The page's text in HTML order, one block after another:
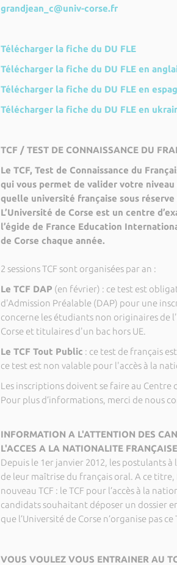
grandjean_c@univ-corse.fr
Télécharger la fiche du DU FLE
Télécharger la fiche du DU FLE en
Télécharger la fiche du DU FLE en
Télécharger la fiche du DU FLE en
TCF / TEST DE CONNAISSANCE DU
Le TCF, Test de Connaissance du
qui vous permet de valider votre
quelle université française sous
L’Université de Corse est un centre
l’égide de France Education
de Corse chaque année.
2 sessions TCF sont organisées par an :
Le TCF DAP (en février) : ce test est
d'Admission Préalable (DAP) pour une
concerne les étudiants non originaires de
Corse et titulaires d'un bac hors UE.
Le TCF Tout Public : ce test de français
ce test est non valable pour l'accès à la
Les inscriptions doivent se faire au Centre
Pour plus d’informations, merci de nous
INFORMATION A L'ATTENTION DES
L'ACCES A LA NATIONALITE
Depuis le 1er janvier 2012, les postulants
de leur maîtrise du français oral. A ce
nouveau TCF : le TCF pour l’accès à la
candidats souhaitant déposer un dossier
que l’Université de Corse n’organise pas
VOUS VOULEZ VOUS ENTRAINER AU